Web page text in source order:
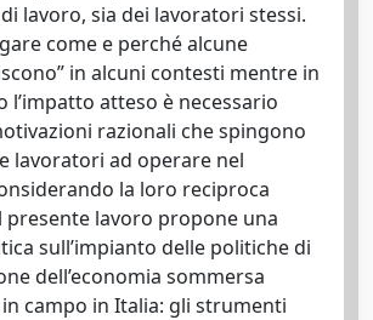
lavoro, sia dei lavoratori stessi.
come e perché alcune
in alcuni contesti mentre in
l’impatto atteso è necessario
razionali che spingono
lavoratori ad operare nel
la loro reciproca
presente lavoro propone una
sull’impianto delle politiche di
dell’economia sommersa
campo in Italia: gli strumenti